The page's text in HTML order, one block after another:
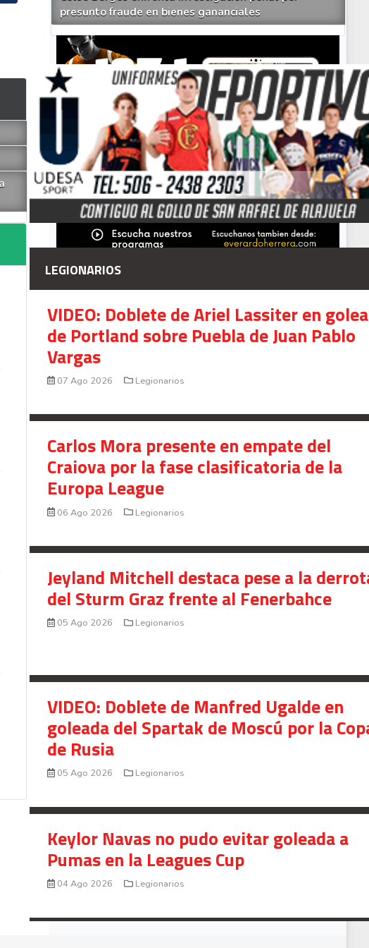
presunto fraude en bienes gananciales
Your Add Here !!
LEGIONARIOS
VIDEO: Doblete de Ariel Lassiter en
de Portland sobre Puebla de Juan Pablo
Vargas
07 Ago 2026 Legionarios
Carlos Mora presente en empate del
Craiova por la fase clasificatoria de la
Europa League
06 Ago 2026 Legionarios
Jeyland Mitchell destaca pese a la
del Sturm Graz frente al Fenerbahce
05 Ago 2026 Legionarios
VIDEO: Doblete de Manfred Ugalde en
goleada del Spartak de Moscú por la
de Rusia
05 Ago 2026 Legionarios
Keylor Navas no pudo evitar goleada a
Pumas en la Leagues Cup
04 Ago 2026 Legionarios